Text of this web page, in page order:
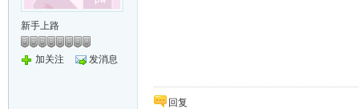
新手上路
加关注 发消息
回复